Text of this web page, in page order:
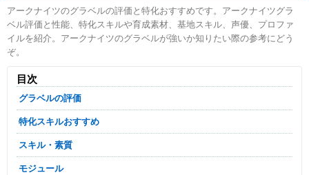
アークナイツのグラベルの評価と特化おすすめです。アークナイツグラ
ベル評価と性能、特化スキルや育成素材、基地スキル、声優、プロファ
イルを紹介。アークナイツのグラベルが強いか知りたい際の参考にどう
ぞ。
目次
グラベルの評価
特化スキルおすすめ
スキル・素質
モジュール